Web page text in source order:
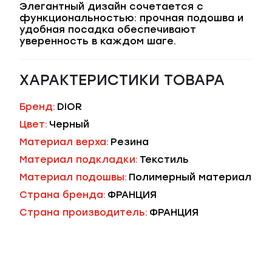
Элегантный дизайн сочетается с
функциональностью: прочная подошва и
удобная посадка обеспечивают
уверенность в каждом шаге.
ХАРАКТЕРИСТИКИ ТОВАРА
Бренд: DIOR
Цвет: Черный
Материал верха: Резина
Материал подкладки: Текстиль
Материал подошвы: Полимерный материал
Страна бренда: ФРАНЦИЯ
Страна производитель: ФРАНЦИЯ